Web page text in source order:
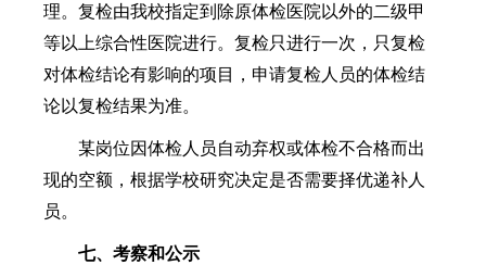
理。复检由我校指定到除原体检医院以外的二级甲
等以上综合性医院进行。复检只进行一次，只复检
对体检结论有影响的项目，申请复检人员的体检结
论以复检结果为准。
某岗位因体检人员自动弃权或体检不合格而出
现的空额，根据学校研究决定是否需要择优递补人
员。
七、 考察和公示